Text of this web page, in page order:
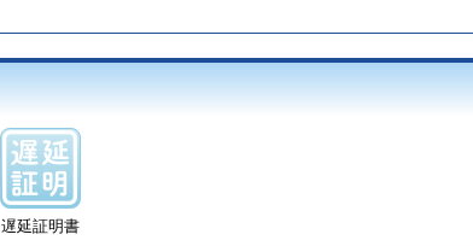
遅延証明書